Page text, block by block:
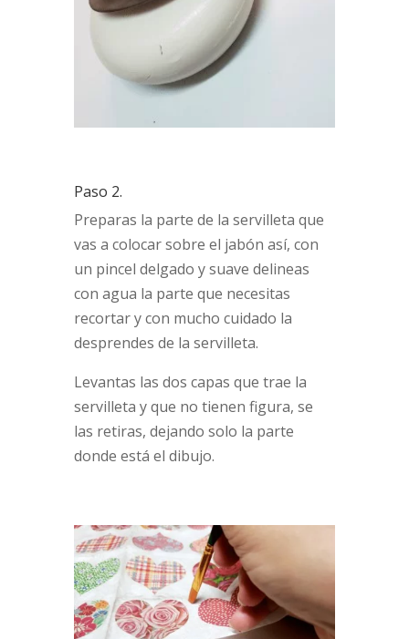
Paso 2.
Preparas la parte de la servilleta que
vas a colocar sobre el jabón así, con
un pincel delgado y suave delineas
con agua la parte que necesitas
recortar y con mucho cuidado la
desprendes de la servilleta.
Levantas las dos capas que trae la
servilleta y que no tienen figura, se
las retiras, dejando solo la parte
donde está el dibujo.